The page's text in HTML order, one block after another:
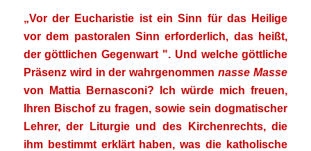
„Vor der Eucharistie ist ein Sinn für das Heilige
vor dem pastoralen Sinn erforderlich, das heißt,
der göttlichen Gegenwart ". Und welche göttliche
Präsenz wird in der wahrgenommennasse Masse
von Mattia Bernasconi? Ich würde mich freuen,
Ihren Bischof zu fragen, sowie sein dogmatischer
Lehrer, der Liturgie und des Kirchenrechts, die
ihm bestimmt erklärt haben, was die katholische